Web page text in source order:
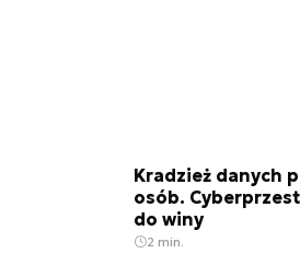
Kradzież danych
osób.
do winy
2 min.